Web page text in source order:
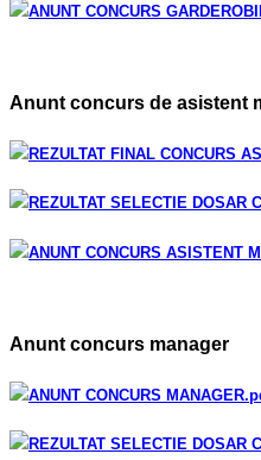
ANUNT CONCURS
Anunt concurs de asistent
REZULTAT FINAL CONCURS
REZULTAT SELECTIE DOSAR
ANUNT CONCURS ASISTENT
Anunt concurs manager
ANUNT CONCURS MANAGER
REZULTAT SELECTIE DOSAR